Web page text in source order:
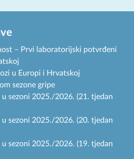
– Prvi laboratorijski potvrđeni
u Europi i Hrvatskoj
sezone gripe
sezoni 2025./2026. (21. tjedan
sezoni 2025./2026. (20. tjedan
sezoni 2025./2026. (19. tjedan